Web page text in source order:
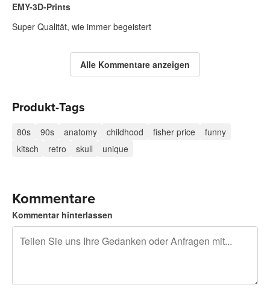
EMY-3D-Prints
Super Qualität, wie immer begeistert
Alle Kommentare anzeigen
Produkt-Tags
80s 90s anatomy childhood fisher price
funny
kitsch
retro skull unique
Kommentare
Kommentar hinterlassen